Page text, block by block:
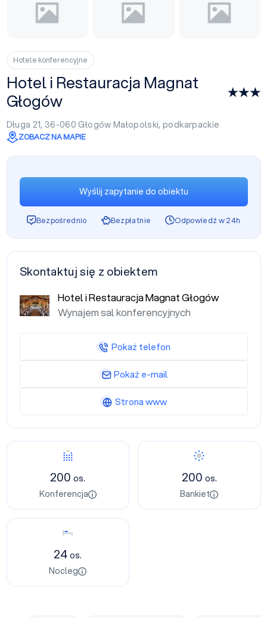
Hotele konferencyjne
Hotel i Restauracja Magnat
Głogów
Długa 21, 36-060Głogów Małopolski,podkarpackie
ZOBACZ NA MAPIE
Konferencja
200os.
Konferencja
Bankiet
200 os.
Bankiet
Nocleg
24os.
Nocleg
Wyślij zapytanie do obiektu
Bezpośrednio Bezpłatnie Odpowiedź w 24h
Skontaktuj się z obiektem
Hotel i Restauracja Magnat Głogów
Wynajem sal konferencyjnych
Pokaż telefon
Pokaż e-mail
Strona www